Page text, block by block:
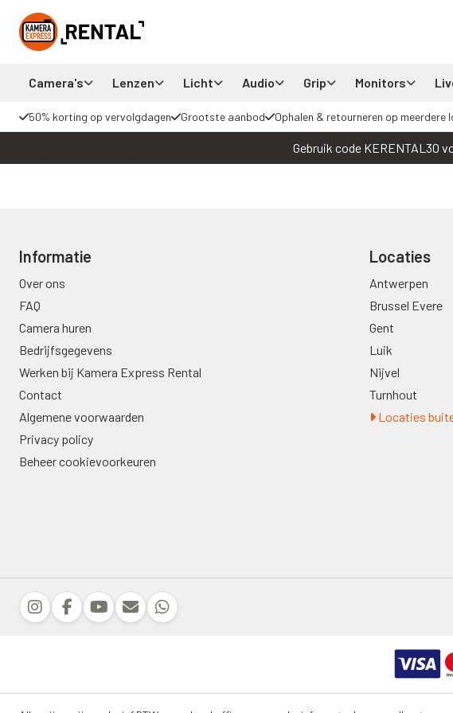
Camera's Lenzen Licht Audio Grip Monitors
50% korting op vervolgdagen Grootste aanbod Ophalen & retourneren op meerdere
Gebruik code KERENTAL30
Informatie
Over ons
FAQ
Camera huren
Bedrijfsgegevens
Werken bij Kamera Express Rental
Contact
Algemene voorwaarden
Privacy policy
Beheer cookievoorkeuren
Locaties
Antwerpen
Brussel Evere
Gent
Luik
Nijvel
Turnhout
Locaties